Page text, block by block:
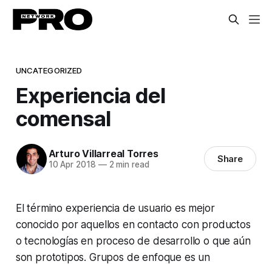
UNCATEGORIZED
Experiencia del
comensal
Arturo Villarreal Torres
10 Apr 2018 —2 min read Share
El término experiencia de usuario es mejor
conocido por aquellos en contacto con productos
o tecnologías en proceso de desarrollo o que aún
son prototipos. Grupos de enfoque es un